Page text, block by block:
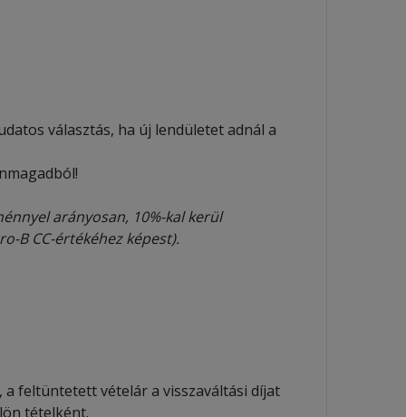
választás, ha új lendületet adnál a
arányosan, 10%-kal kerül
B CC-értékéhez képest).
a feltüntetett vételár a visszaváltási díjat
tételként.